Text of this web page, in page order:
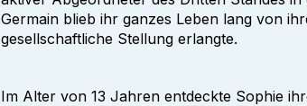
Germain blieb ihr ganzes Leben lang von
gesellschaftliche Stellung erlangte.
Im Alter von 13 Jahren entdeckte Sophie